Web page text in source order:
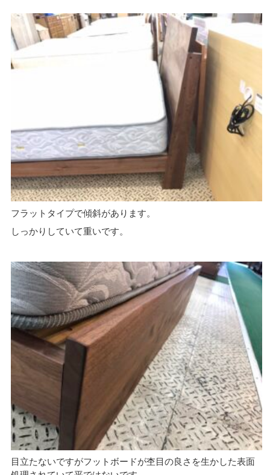
フラットタイプで傾斜があります。
しっかりしていて重いです。
目立たないですがフットボードが杢目の良さを生かした表面